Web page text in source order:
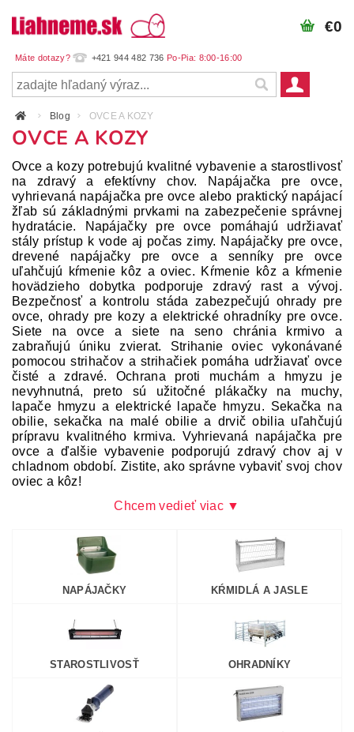
+421 944 482 736
€0
Blog OVCE A KOZY
OVCE A KOZY
Ovce a kozy potrebujú kvalitné vybavenie a starostlivosť
na zdravý a efektívny chov. Napájačka pre ovce,
vyhrievaná napájačka pre ovce alebo praktický napájací
žľab sú základnými prvkami na zabezpečenie správnej
hydratácie. Napájačky pre ovce pomáhajú udržiavať
stály prístup k vode aj počas zimy. Napájačky pre ovce,
drevené napájačky pre ovce a senníky pre ovce
uľahčujú kŕmenie kôz a oviec. Kŕmenie kôz a kŕmenie
hovädzieho dobytka podporuje zdravý rast a vývoj.
Bezpečnosť a kontrolu stáda zabezpečujú ohrady pre
ovce, ohrady pre kozy a elektrické ohradníky pre ovce.
Siete na ovce a siete na seno chránia krmivo a
zabraňujú úniku zvierat. Strihanie oviec vykonávané
pomocou strihačov a strihačiek pomáha udržiavať ovce
čisté a zdravé. Ochrana proti muchám a hmyzu je
nevyhnutná, preto sú užitočné plákačky na muchy,
lapače hmyzu a elektrické lapače hmyzu. Sekačka na
obilie, sekačka na malé obilie a drvič obilia uľahčujú
prípravu kvalitného krmiva. Vyhrievaná napájačka pre
ovce a ďalšie vybavenie podporujú zdravý chov aj v
chladnom období. Zistite, ako správne vybaviť svoj chov
oviec a kôz!
Chcem vedieť viac ▼
NAPÁJAČKY KŔMIDLÁ A JASLE
STAROSTLIVOSŤ OHRADNÍKY